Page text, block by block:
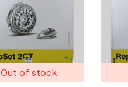
Out of stock